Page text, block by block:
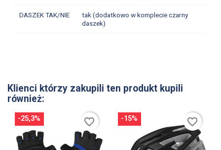
DASZEK TAK/NIE
tak (dodatkowo w komplecie czarny
daszek)
Klienci którzy zakupili ten produkt kupili
również:
-25,3% favorite_border -15% favorite_border